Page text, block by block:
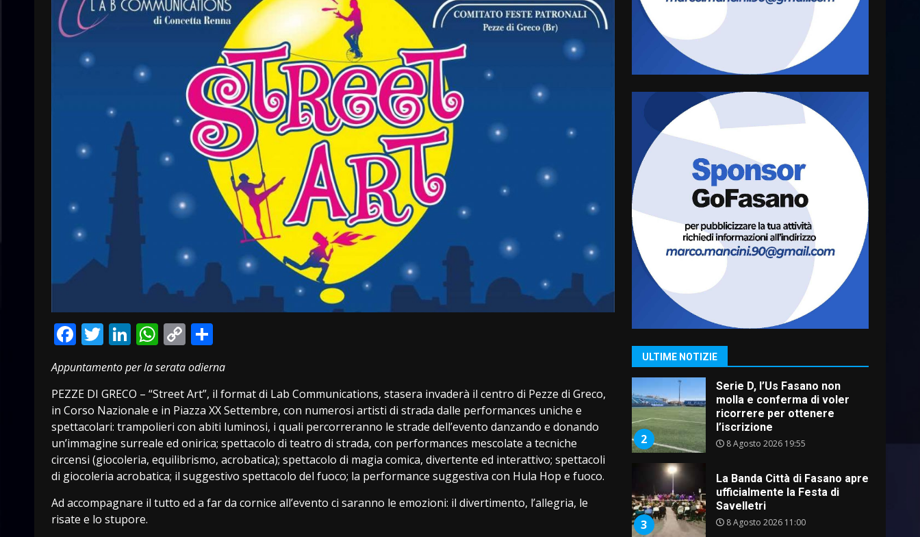
Facebook
Twitter
LinkedIn
WhatsApp
Copy
Link
Appuntamento per la serata odierna
PEZZE DI GRECO – “Street Art”, il format di Lab Communications, stasera invaderà il centro di Pezze di Greco,
in Corso Nazionale e in Piazza XX Settembre, con numerosi artisti di strada dalle performances uniche e
spettacolari: trampolieri con abiti luminosi, i quali percorreranno le strade dell’evento danzando e donando
un’immagine surreale ed onirica; spettacolo di teatro di strada, con performances mescolate a tecniche
circensi (giocoleria, equilibrismo, acrobatica); spettacolo di magia comica, divertente ed interattivo; spettacoli
di giocoleria acrobatica; il suggestivo spettacolo del fuoco; la performance suggestiva con Hula Hop e fuoco.
Ad accompagnare il tutto ed a far da cornice all’evento ci saranno le emozioni: il divertimento, l’allegria, le
risate e lo stupore.
ULTIME NOTIZIE
4
5
Politiche Giovanili e Mobilità
Sostenibile: premiati gli
studenti universitari del
8 Agosto 2026 07:15
“I Contestatori: Musica di
appuntamento con “Fasano in
Banda”
7 Agosto 2026 06:05
7
US Fasano, Scianaro:
“Profonda amarezza per
esclusione dal campionato di
calcio”
7 Agosto 2026 06:00
1
Grande successo per la
“Sagra del Pesce Spada” a
2
Serie D, l’Us Fasano non
molla e conferma di voler
ricorrere per ottenere
l’iscrizione
8 Agosto 2026 19:55
3
La Banda Città di Fasano apre
ufficialmente la Festa di
Savelletri
8 Agosto 2026 11:00